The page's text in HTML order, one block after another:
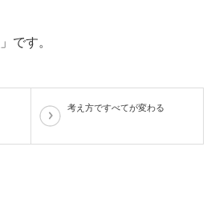
​」です。
考え方ですべてが変わる